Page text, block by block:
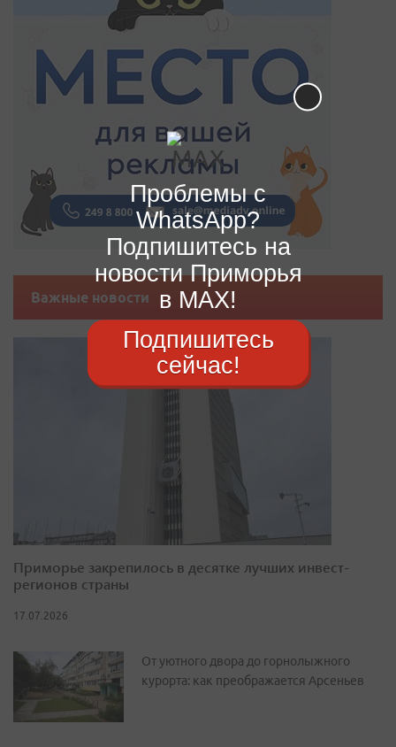
Важные новости
Приморье закрепилось в десятке лучших инвест-
регионов страны
17.07.2026
От уютного двора до горнолыжного
курорта: как преображается Арсеньев
Проблемы с
WhatsApp?
Подпишитесь на
новости Приморья
в MAX!
Подпишитесь
сейчас!